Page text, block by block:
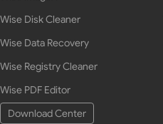
Wise Disk Cleaner
Wise Data Recovery
Wise Registry Cleaner
Wise PDF Editor
Download Center